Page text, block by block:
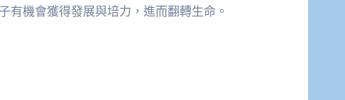
有機會獲得發展與培力，進而翻轉生命。